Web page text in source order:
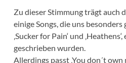
Zu dieser Stimmung trägt auch
einige Songs, die uns
‚Sucker for Pain‘ und
geschrieben wurden.
Allerdings passt ‚You don´t own